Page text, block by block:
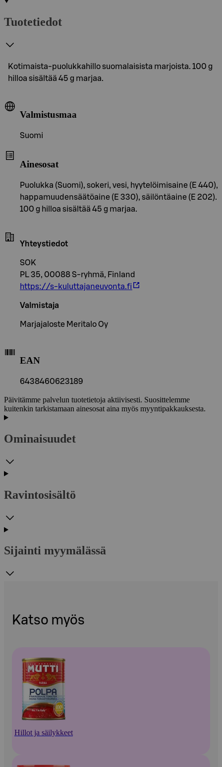
Tuotetiedot
Kotimaista-puolukkahillo suomalaisista marjoista. 100 g
hilloa sisältää 45 g marjaa.
Valmistusmaa
Suomi
Ainesosat
Puolukka (Suomi), sokeri, vesi, hyytelöimisaine (E 440),
happamuudensäätöaine (E 330), säilöntäaine (E 202).
100 g hilloa sisältää 45 g marjaa.
Yhteystiedot
SOK
PL 35, 00088 S-ryhmä, Finland
https://s-kuluttajaneuvonta.fi
Valmistaja
Marjajaloste Meritalo Oy
EAN
6438460623189
Päivitämme palvelun tuotetietoja aktiivisesti. Suosittelemme
kuitenkin tarkistamaan ainesosat aina myös myyntipakkauksesta.
Ominaisuudet
Ravintosisältö
Sijainti myymälässä
Katso myös
Hillot ja säilykkeet